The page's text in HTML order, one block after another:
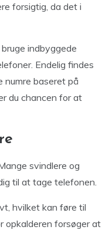
forsigtig, da det i
indbyggede
Endelig findes
numre baseret på
du chancen for at
svindlere og
til at tage telefonen.
hvilket kan føre til
opkalderen forsøger at